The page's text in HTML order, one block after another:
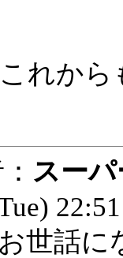
れか
スー
世話